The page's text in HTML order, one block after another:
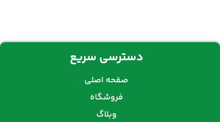
دسترسی سریع
صفحه اصلی
فروشگاه
وبلاگ